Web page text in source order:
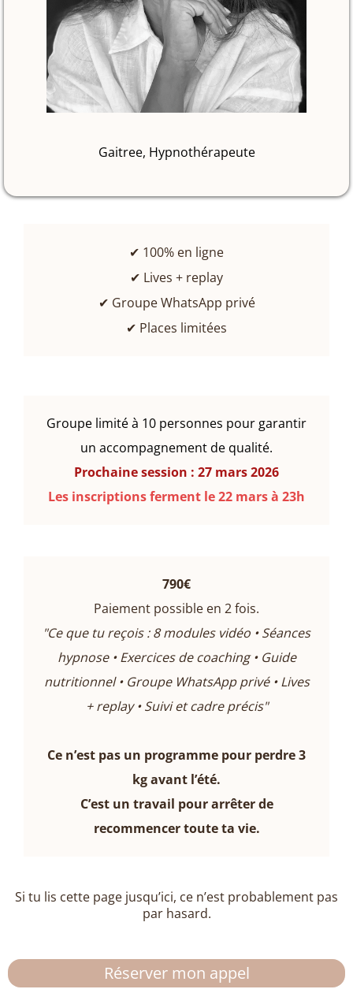
Gaitree, Hypnothérapeute
✔ 100% en ligne
✔ Lives + replay
✔ Groupe WhatsApp privé
✔ Places limitées
Groupe limité à 10 personnes pour garantir
un accompagnement de qualité.
Prochaine session : 27 mars 2026
Les inscriptions ferment le 22 mars à 23h
790€
Paiement possible en 2 fois.
"Ce que tu reçois : 8 modules vidéo • Séances
hypnose • Exercices de coaching • Guide
nutritionnel • Groupe WhatsApp privé • Lives
+ replay • Suivi et cadre précis"
Ce n’est pas un programme pour perdre 3
kg avant l’été.
C’est un travail pour arrêter de
recommencer toute ta vie.
Si tu lis cette page jusqu’ici, ce n’est probablement pas
par hasard.
Réserver mon appel